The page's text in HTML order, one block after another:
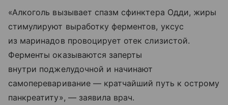
«Алкоголь вызывает спазм сфинктера Одди, жиры
стимулируют выработку ферментов, уксус
из маринадов провоцирует отек слизистой.
Ферменты оказываются заперты
внутри поджелудочной и начинают
самопереваривание — кратчайший путь к острому
панкреатиту», — заявила врач.